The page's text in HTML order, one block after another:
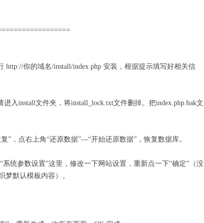
http://你的域名/install/index.php 安装，根据提示填写好相关信
入install文件夹，将install_lock.txt文件删掉。把index.php.bak文
”，点右上角“还原数据”—“开始还原数据”，恢复数据库。
统参数设置”这里，修改一下网站设置，重新点一下“确定”（没
梦默认模板内容）。